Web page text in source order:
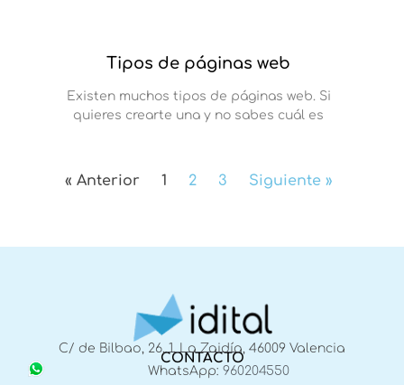
Tipos de páginas web
Existen muchos tipos de páginas web. Si
quieres crearte una y no sabes cuál es
« Anterior 1 2 3 Siguiente »
CONTACTO
C/ de Bilbao, 26, 1, La Zaidía, 46009 Valencia
WhatsApp: 960204550